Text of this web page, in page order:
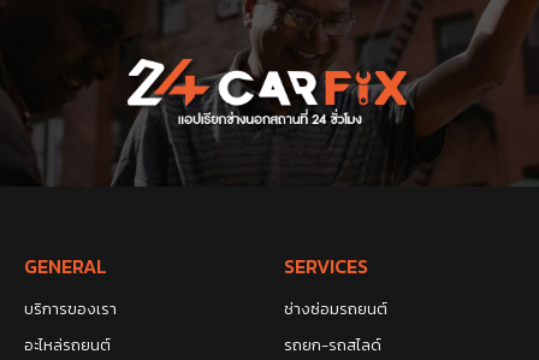
GENERAL
บริการของเรา
อะไหล่รถยนต์
SERVICES
ช่างซ่อมรถยนต์
รถยก-รถสไลด์